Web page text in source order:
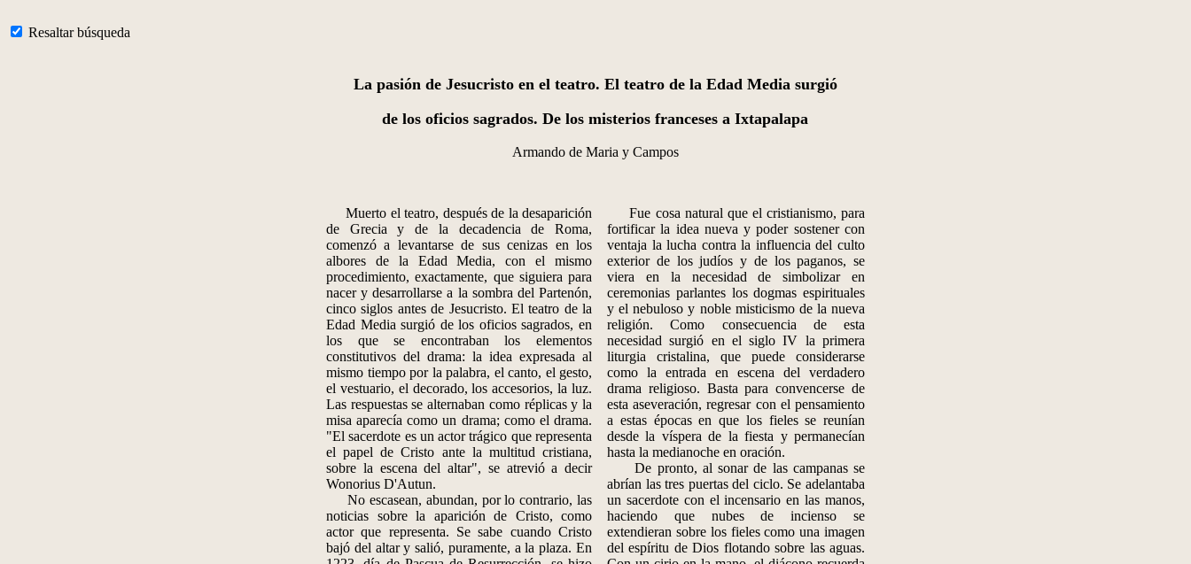
Resaltar búsqueda
La pasión de Jesucristo en el teatro. El teatro de la Edad Media surgió
de los oficios sagrados. De los misterios franceses a Ixtapalapa
Armando de Maria y Campos
Muerto el teatro, después de la desaparición
de Grecia y de la decadencia de Roma,
comenzó a levantarse de sus cenizas en los
albores de la Edad Media, con el mismo
procedimiento, exactamente, que siguiera para
nacer y desarrollarse a la sombra del Partenón,
cinco siglos antes de Jesucristo. El teatro de la
Edad Media surgió de los oficios sagrados, en
los que se encontraban los elementos
constitutivos del drama: la idea expresada al
mismo tiempo por la palabra, el canto, el gesto,
el vestuario, el decorado, los accesorios, la luz.
Las respuestas se alternaban como réplicas y la
misa aparecía como un drama; como el drama.
"El sacerdote es un actor trágico que representa
el papel de Cristo ante la multitud cristiana,
sobre la escena del altar", se atrevió a decir
Wonorius D'Autun.
No escasean, abundan, por lo contrario, las
noticias sobre la aparición de Cristo, como
actor que representa. Se sabe cuando Cristo
bajó del altar y salió, puramente, a la plaza. En
Fue cosa natural que el cristianismo, para
fortificar la idea nueva y poder sostener con
ventaja la lucha contra la influencia del culto
exterior de los judíos y de los paganos, se
viera en la necesidad de simbolizar en
ceremonias parlantes los dogmas espirituales
y el nebuloso y noble misticismo de la nueva
religión. Como consecuencia de esta
necesidad surgió en el siglo IV la primera
liturgia cristalina, que puede considerarse
como la entrada en escena del verdadero
drama religioso. Basta para convencerse de
esta aseveración, regresar con el pensamiento
a estas épocas en que los fieles se reunían
desde la víspera de la fiesta y permanecían
hasta la medianoche en oración.
De pronto, al sonar de las campanas se
abrían las tres puertas del ciclo. Se adelantaba
un sacerdote con el incensario en las manos,
haciendo que nubes de incienso se
extendieran sobre los fieles como una imagen
del espíritu de Dios flotando sobre las aguas.